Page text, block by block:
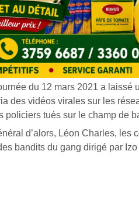
du 12 mars 2021 a laissé
des vidéos virales sur les
policiers tués sur le champ de
d’alors, Léon Charles, les
bandits du gang dirigé par